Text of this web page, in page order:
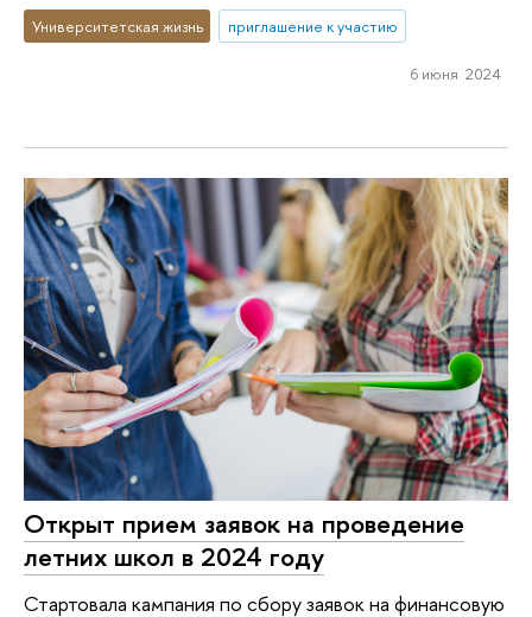
Университетская жизнь приглашение к участию
6 июня 2024
Открыт прием заявок на проведение
летних школ в 2024 году
Стартовала кампания по сбору заявок на финансовую